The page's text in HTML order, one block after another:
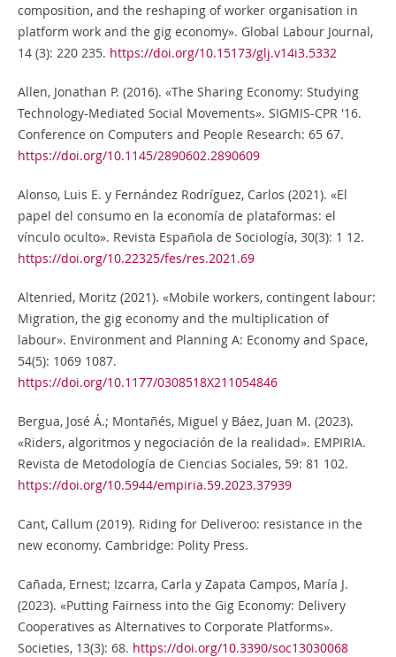
composition, and the reshaping of worker organisation in
platform work and the gig economy». Global Labour Journal,
14 (3): 220 235. https://doi.org/10.15173/glj.v14i3.5332
Allen, Jonathan P. (2016). «The Sharing Economy: Studying
Technology-Mediated Social Movements». SIGMIS-CPR '16.
Conference on Computers and People Research: 65 67.
https://doi.org/10.1145/2890602.2890609
Alonso, Luis E. y Fernández Rodríguez, Carlos (2021). «El
papel del consumo en la economía de plataformas: el
vínculo oculto». Revista Española de Sociología, 30(3): 1 12.
https://doi.org/10.22325/fes/res.2021.69
Altenried, Moritz (2021). «Mobile workers, contingent labour:
Migration, the gig economy and the multiplication of
labour». Environment and Planning A: Economy and Space,
54(5): 1069 1087.
https://doi.org/10.1177/0308518X211054846
Bergua, José Á.; Montañés, Miguel y Báez, Juan M. (2023).
«Riders, algoritmos y negociación de la realidad». EMPIRIA.
Revista de Metodología de Ciencias Sociales, 59: 81 102.
https://doi.org/10.5944/empiria.59.2023.37939
Cant, Callum (2019). Riding for Deliveroo: resistance in the
new economy. Cambridge: Polity Press.
Cañada, Ernest; Izcarra, Carla y Zapata Campos, María J.
(2023). «Putting Fairness into the Gig Economy: Delivery
Cooperatives as Alternatives to Corporate Platforms».
Societies, 13(3): 68. https://doi.org/10.3390/soc13030068